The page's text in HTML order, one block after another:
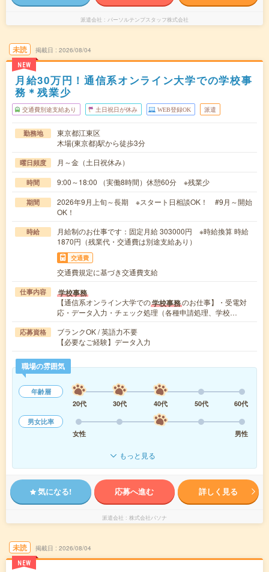
派遣会社 パーソルテンプスタッフ株式会社
未読
NEW
掲載日 2026/08/04
月給30万円！通信系オンライン大学での学校事
務＊残業少
交通費別途支給あり 土日祝日が休み WEB登録OK 派遣
勤務地
東京都江東区
木場(東京都)駅から徒歩3分
曜日頻度 月～金（土日祝休み）
時間 9:00～18:00 （実働8時間）休憩60分 ※残業少
期間
2026年9月上旬～長期 ※スタート日相談OK！ #9月～開始
OK！
時給
月給制のお仕事です：固定月給 303000円 ※時給換算 時給
1870円（残業代・交通費は別途支給あり）
交通費
交通費規定に基づき交通費支給
仕事内容 学校事務
【通信系オンライン大学での学校事務のお仕事】・受電対
応・データ入力・チェック処理（各種申請処理、学校…
応募資格
ブランクOK / 英語力不要
【必要なご経験】データ入力
職場の雰囲気
年齢層
20代
30代 40代 50代
60代
男女比率
女性
男性
もっと見る
気になる! 応募へ進む 詳しく見る
派遣会社 株式会社パソナ
未読
NEW
掲載日 2026/08/04